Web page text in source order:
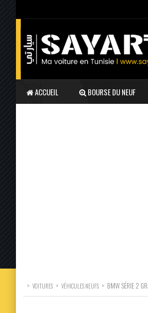
ACCUEIL BOURSE DU NEUF
> VOITURES > VÉHICULES NEUFS > BMW SÉRIE 2